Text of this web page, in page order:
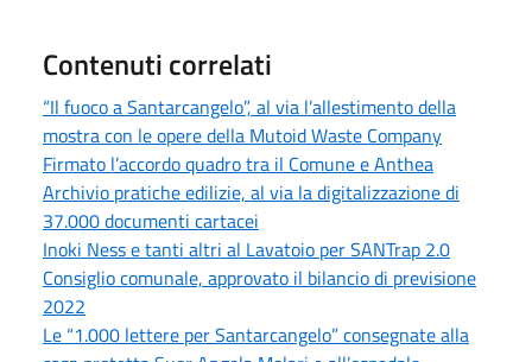
Contenuti correlati
“Il fuoco a Santarcangelo”, al via l’allestimento della
mostra con le opere della Mutoid Waste Company
Firmato l’accordo quadro tra il Comune e Anthea
Archivio pratiche edilizie, al via la digitalizzazione di
37.000 documenti cartacei
Inoki Ness e tanti altri al Lavatoio per SANTrap 2.0
Consiglio comunale, approvato il bilancio di previsione
2022
Le “1.000 lettere per Santarcangelo” consegnate alla